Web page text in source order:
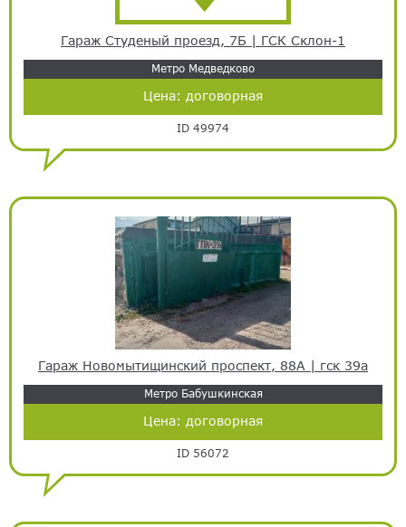
Гараж Студеный проезд, 7Б | ГСК Склон-1
Метро Медведково
Цена: договорная
ID 49974
Гараж Новомытищинский проспект, 88А | гск 39а
Метро Бабушкинская
Цена: договорная
ID 56072